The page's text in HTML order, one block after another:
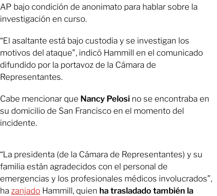
AP bajo condición de anonimato para hablar sobre la
investigación en curso.
“El asaltante está bajo custodia y se investigan los
motivos del ataque”, indicó Hammill en el comunicado
difundido por la portavoz de la Cámara de
Representantes.
Cabe mencionar que Nancy Pelosi no se encontraba en
su domicilio de San Francisco en el momento del
incidente.
“La presidenta (de la Cámara de Representantes) y su
familia están agradecidos con el personal de
emergencias y los profesionales médicos involucrados”,
ha zanjado Hammill, quien ha trasladado también la